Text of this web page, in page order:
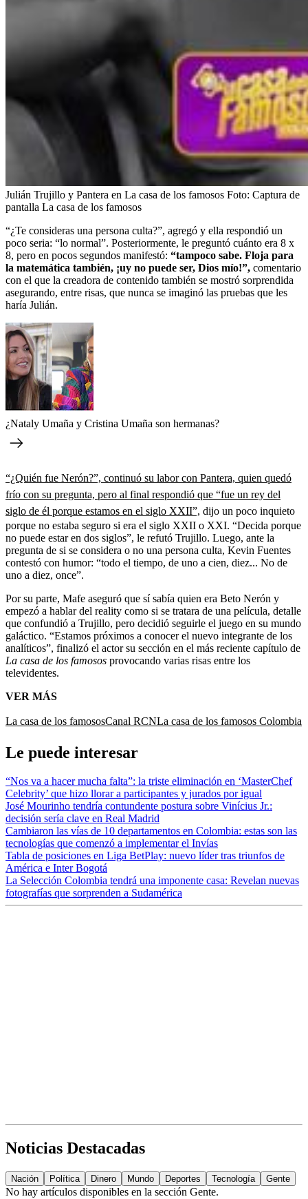
Julián Trujillo y Pantera en La casa de los famosos Foto: Captura de
pantalla La casa de los famosos
“¿Te consideras una persona culta?”, agregó y ella respondió un
poco seria: “lo normal”. Posteriormente, le preguntó cuánto era 8 x
8, pero en pocos segundos manifestó: “tampoco sabe. Floja para
la matemática también, ¡uy no puede ser, Dios mío!”, comentario
con el que la creadora de contenido también se mostró sorprendida
asegurando, entre risas, que nunca se imaginó las pruebas que les
haría Julián.
¿Nataly Umaña y Cristina Umaña son hermanas?
“¿Quién fue Nerón?”, continuó su labor con Pantera, quien quedó
frío con su pregunta, pero al final respondió que “fue un rey del
siglo de él porque estamos en el siglo XXII”, dijo un poco inquieto
porque no estaba seguro si era el siglo XXII o XXI. “Decida porque
no puede estar en dos siglos”, le refutó Trujillo. Luego, ante la
pregunta de si se considera o no una persona culta, Kevin Fuentes
contestó con humor: “todo el tiempo, de uno a cien, diez... No de
uno a diez, once”.
Por su parte, Mafe aseguró que sí sabía quien era Beto Nerón y
empezó a hablar del reality como si se tratara de una película, detalle
que confundió a Trujillo, pero decidió seguirle el juego en su mundo
galáctico. “Estamos próximos a conocer el nuevo integrante de los
analíticos”, finalizó el actor su sección en el más reciente capítulo de
La casa de los famosos provocando varias risas entre los
televidentes.
VER MÁS
La casa de los famososCanal RCNLa casa de los famosos Colombia
Le puede interesar
“Nos va a hacer mucha falta”: la triste eliminación en ‘MasterChef
Celebrity’ que hizo llorar a participantes y jurados por igual
José Mourinho tendría contundente postura sobre Vinícius Jr.:
decisión sería clave en Real Madrid
Cambiaron las vías de 10 departamentos en Colombia: estas son las
tecnologías que comenzó a implementar el Invías
Tabla de posiciones en Liga BetPlay: nuevo líder tras triunfos de
América e Inter Bogotá
La Selección Colombia tendrá una imponente casa: Revelan nuevas
fotografías que sorprenden a Sudamérica
Noticias Destacadas
Nación Política Dinero Mundo Deportes Tecnología Gente
No hay artículos disponibles en la sección Gente.